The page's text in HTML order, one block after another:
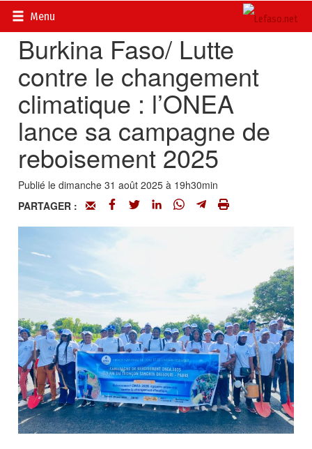
Menu
Accueil>
Burkina Faso/ Lutte
contre le changement
climatique : l’ONEA
lance sa campagne de
reboisement 2025
Publié le dimanche 31 août 2025 à 19h30min
PARTAGER :